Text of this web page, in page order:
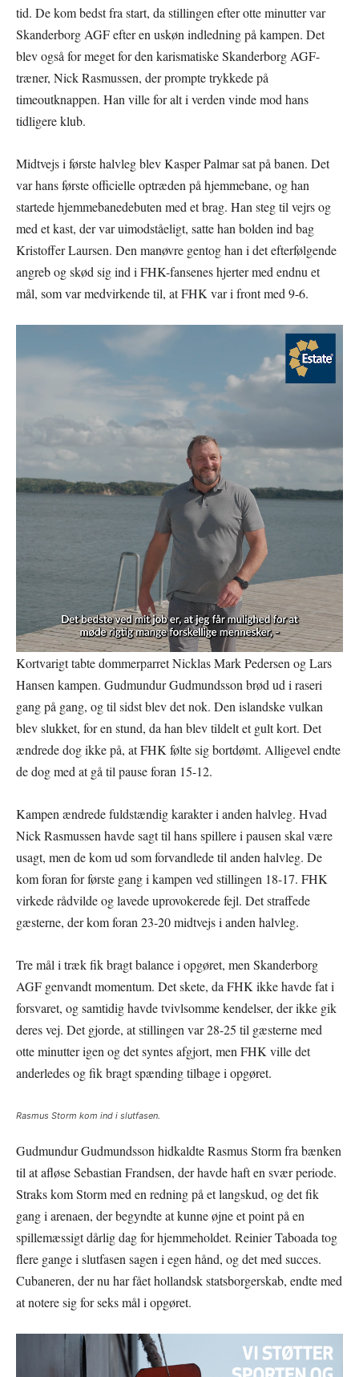
tid. De kom bedst fra start, da stillingen efter otte minutter var
Skanderborg AGF efter en uskøn indledning på kampen. Det
blev også for meget for den karismatiske Skanderborg AGF-
træner, Nick Rasmussen, der prompte trykkede på
timeoutknappen. Han ville for alt i verden vinde mod hans
tidligere klub.
Midtvejs i første halvleg blev Kasper Palmar sat på banen. Det
var hans første officielle optræden på hjemmebane, og han
startede hjemmebanedebuten med et brag. Han steg til vejrs og
med et kast, der var uimodståeligt, satte han bolden ind bag
Kristoffer Laursen. Den manøvre gentog han i det efterfølgende
angreb og skød sig ind i FHK-fansenes hjerter med endnu et
mål, som var medvirkende til, at FHK var i front med 9-6.
Kortvarigt tabte dommerparret Nicklas Mark Pedersen og Lars
Hansen kampen. Gudmundur Gudmundsson brød ud i raseri
gang på gang, og til sidst blev det nok. Den islandske vulkan
blev slukket, for en stund, da han blev tildelt et gult kort. Det
ændrede dog ikke på, at FHK følte sig bortdømt. Alligevel endte
de dog med at gå til pause foran 15-12.
Kampen ændrede fuldstændig karakter i anden halvleg. Hvad
Nick Rasmussen havde sagt til hans spillere i pausen skal være
usagt, men de kom ud som forvandlede til anden halvleg. De
kom foran for første gang i kampen ved stillingen 18-17. FHK
virkede rådvilde og lavede uprovokerede fejl. Det straffede
gæsterne, der kom foran 23-20 midtvejs i anden halvleg.
Tre mål i træk fik bragt balance i opgøret, men Skanderborg
AGF genvandt momentum. Det skete, da FHK ikke havde fat i
forsvaret, og samtidig havde tvivlsomme kendelser, der ikke gik
deres vej. Det gjorde, at stillingen var 28-25 til gæsterne med
otte minutter igen og det syntes afgjort, men FHK ville det
anderledes og fik bragt spænding tilbage i opgøret.
Rasmus Storm kom ind i slutfasen.
Gudmundur Gudmundsson hidkaldte Rasmus Storm fra bænken
til at afløse Sebastian Frandsen, der havde haft en svær periode.
Straks kom Storm med en redning på et langskud, og det fik
gang i arenaen, der begyndte at kunne øjne et point på en
spillemæssigt dårlig dag for hjemmeholdet. Reinier Taboada tog
flere gange i slutfasen sagen i egen hånd, og det med succes.
Cubaneren, der nu har fået hollandsk statsborgerskab, endte med
at notere sig for seks mål i opgøret.